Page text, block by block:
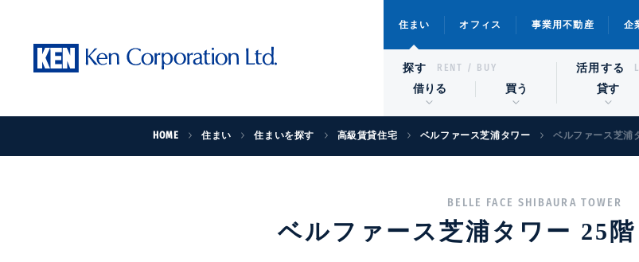
住まい オフィス 事業用不動産 企
探す RENT / BUY
借りる 買う
活用する
貸す
HOME 住まい 住まいを探す 高級賃貸住宅 ベルファース芝浦タワー ベルファース芝浦
BELLE FACE SHIBAURA TOWER
ベルファース芝浦タワー 25